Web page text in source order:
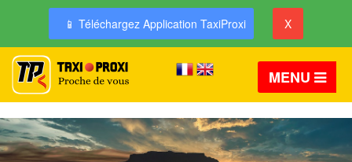
📱 Téléchargez Application TaxiProxi X
MENU